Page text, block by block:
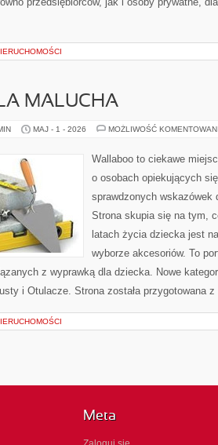
MALUCHA
MAJ - 1 - 2026 MOŻLIWOŚĆ
Wallaboo to ciekawe
o osobach opiekujących
sprawdzonych wskazówek
Strona skupia się na tym,
latach życia dziecka jest
wyborze akcesoriów. To
z wyprawką dla dziecka. Nowe
i Otulacze. Strona została przygotowana
Meta